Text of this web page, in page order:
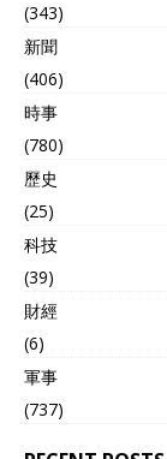
(343)
新聞
(406)
時事
(780)
歷史
(25)
科技
(39)
財經
(6)
軍事
(737)